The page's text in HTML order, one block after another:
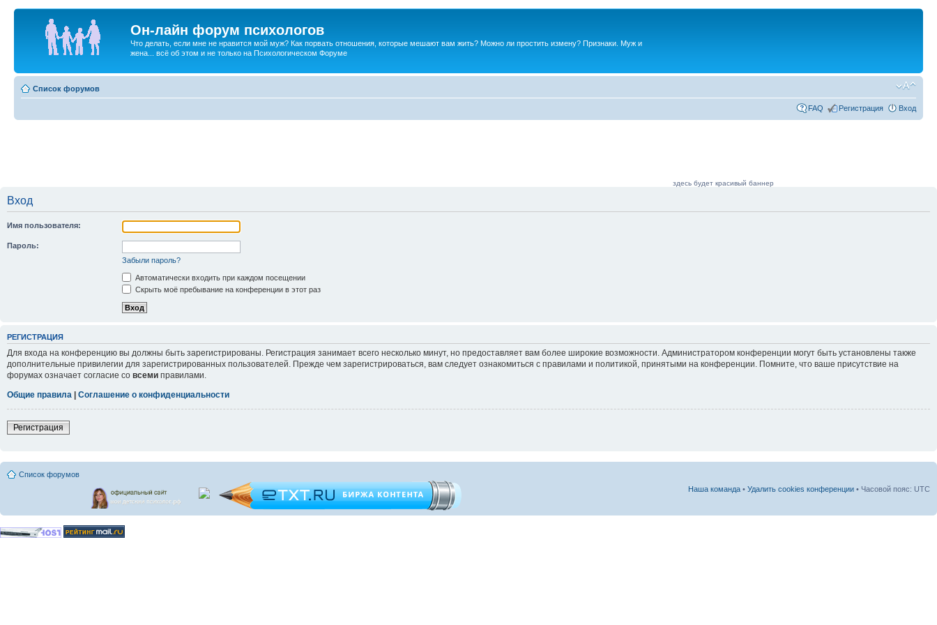
Он-лайн форум психологов
Что делать, если мне не нравится мой муж? Как порвать отношения, которые мешают вам жить? Можно ли простить измену? Признаки. Муж и
жена... всё об этом и не только на Психологическом Форуме
Список форумов
FAQ Регистрация Вход
здесь будет красивый баннер
Вход
Имя пользователя:
Пароль:
Забыли пароль?
Автоматически входить при каждом посещении
Скрыть моё пребывание на конференции в этот раз
РЕГИСТРАЦИЯ
Для входа на конференцию вы должны быть зарегистрированы. Регистрация занимает всего несколько минут, но предоставляет вам более широкие возможности. Администратором конференции могут быть установлены также
дополнительные привилегии для зарегистрированных пользователей. Прежде чем зарегистрироваться, вам следует ознакомиться с правилами и политикой, принятыми на конференции. Помните, что ваше присутствие на
форумах означает согласие со всеми правилами.
Общие правила
Соглашение о конфиденциальности
Регистрация
Список форумов
Наша команда • Удалить cookies конференции • Часовой пояс: UTC